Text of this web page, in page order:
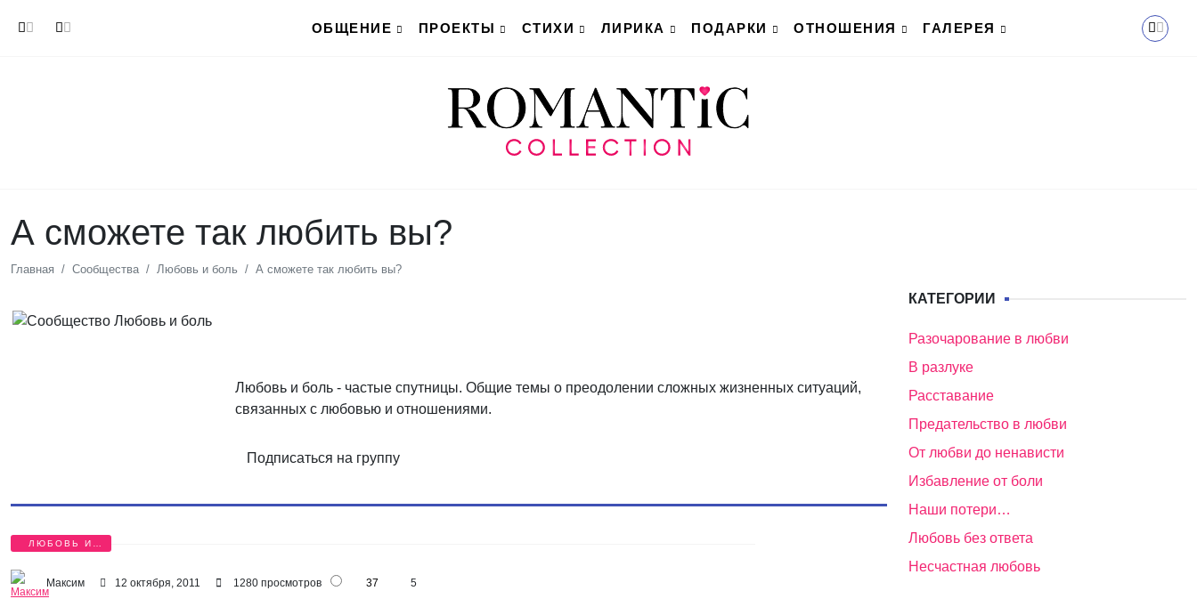
ОБЩЕНИЕ
ПРОЕКТЫ СТИХИ ЛИРИКА ПОДАРКИ ОТНОШЕНИЯ ГАЛЕРЕЯ
А сможете так любить вы?
Главная Сообщества Любовь и боль А сможете так любить вы?
Любовь и боль - частые спутницы. Общие темы о преодолении сложных жизненных ситуаций,
связанных с любовью и отношениями.
Подписаться на группу
ЛЮБОВЬ И
Максим 12 октября, 2011 1280 просмотров 37 5
КАТЕГОРИИ
Разочарование в любви
В разлуке
Расставание
Предательство в любви
От любви до ненависти
Избавление от боли
Наши потери…
Любовь без ответа
Несчастная любовь